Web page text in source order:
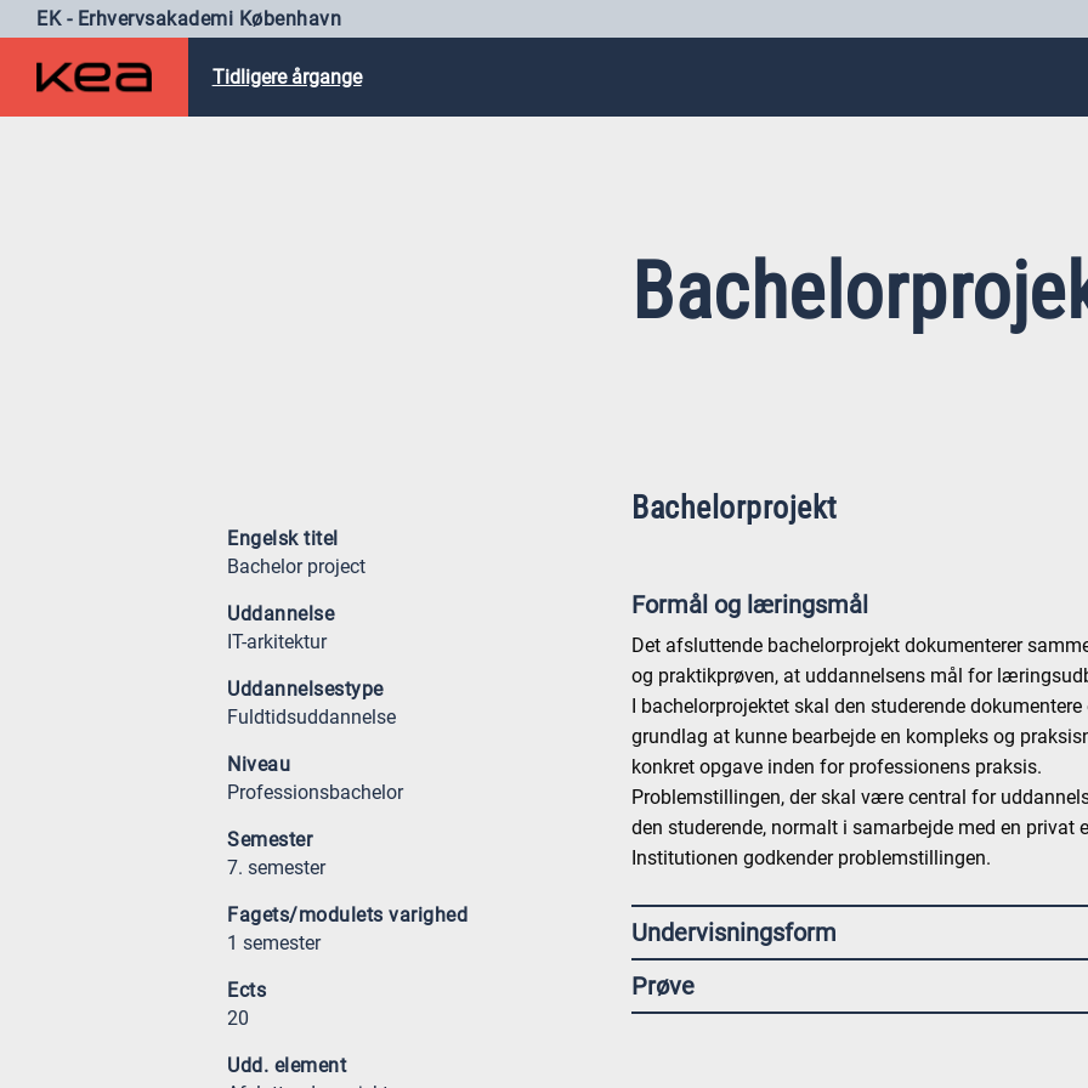
EK - Erhvervsakademi København
Tidligere årgange
Bachelorprojekt
Engelsk titel
Bachelor project
Uddannelse
IT-arkitektur
Uddannelsestype
Fuldtidsuddannelse
Niveau
Professionsbachelor
Semester
7. semester
Fagets/modulets varighed
1 semester
Ects
20
Udd. element
Formål og læringsmål
Det afsluttende bachelorprojekt dokumenterer
og praktikprøven, at uddannelsens mål for
I bachelorprojektet skal den studerende
grundlag at kunne bearbejde en kompleks og
konkret opgave inden for professionens praksis.
Problemstillingen, der skal være central for
den studerende, normalt i samarbejde med en privat
Institutionen godkender problemstillingen.
Undervisningsform
Prøve